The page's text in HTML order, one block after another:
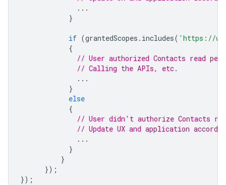
...
}
if (grantedScopes . includes( 'https://
{
// User authorized Contacts read
// Calling the APIs, etc.
...
}
else
{
// User didn't authorize Contacts
// Update UX and application
...
}
}
});
});